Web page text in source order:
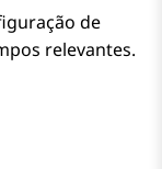
de
relevantes.